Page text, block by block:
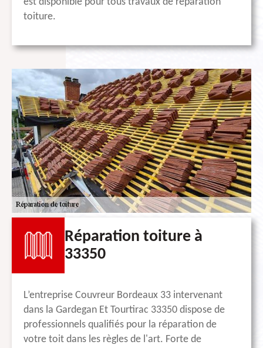
est disponible pour tous travaux de réparation
toiture.
Réparation toiture à
33350
L’entreprise Couvreur Bordeaux 33 intervenant
dans la Gardegan Et Tourtirac 33350 dispose de
professionnels qualifiés pour la réparation de
votre toit dans les règles de l'art. Forte de